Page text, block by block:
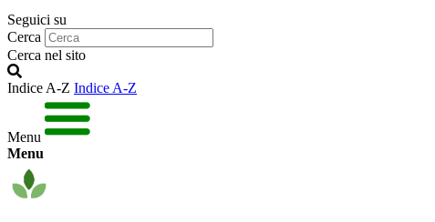
Seguici su
Cerca
Cerca nel sito
Indice A-Z Indice A-Z
Menu
Menu